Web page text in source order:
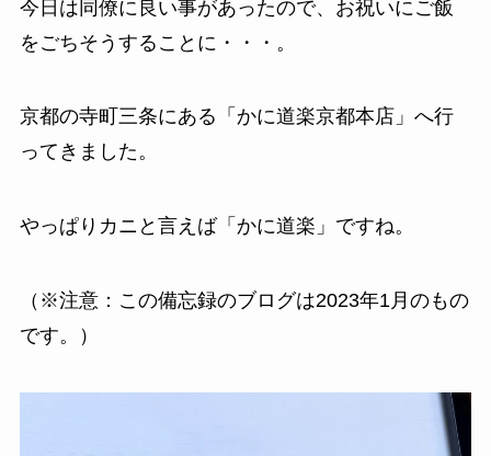
今日は同僚に良い事があったので、お祝いにご飯
をごちそうすることに・・・。
京都の寺町三条にある「かに道楽京都本店」へ行
ってきました。
やっぱりカニと言えば「かに道楽」ですね。
（※注意：この備忘録のブログは2023年1月のもの
です。）